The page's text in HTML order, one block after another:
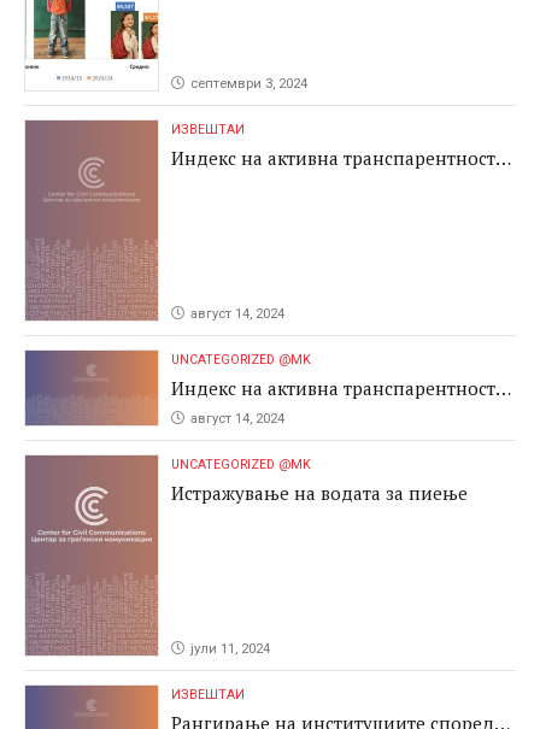
септември 3, 2024
ИЗВЕШТАИ
Индекс на активна транспарентност
август 14, 2024
UNCATEGORIZED @MK
Индекс на активна транспарентност
2024август 14, 2024
UNCATEGORIZED @MK
Истражување на водата за пиење
јули 11, 2024
ИЗВЕШТАИ
Рангирање на институциите според